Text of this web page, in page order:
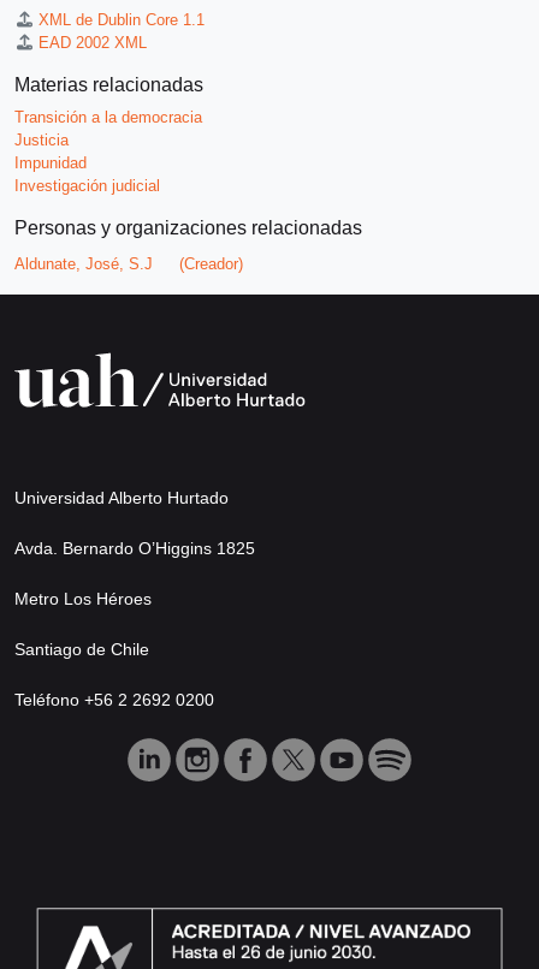
XML de Dublin Core 1.1
EAD 2002 XML
Materias relacionadas
Transición a la democracia
Justicia
Impunidad
Investigación judicial
Personas y organizaciones relacionadas
Aldunate, José, S.J (Creador)
Universidad Alberto Hurtado
Avda. Bernardo O’Higgins 1825
Metro Los Héroes
Santiago de Chile
Teléfono +56 2 2692 0200